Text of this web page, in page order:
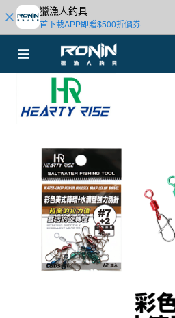
獵漁人釣具
首下載APP即贈$500折價券